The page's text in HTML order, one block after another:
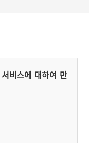
비스에 대하여 만